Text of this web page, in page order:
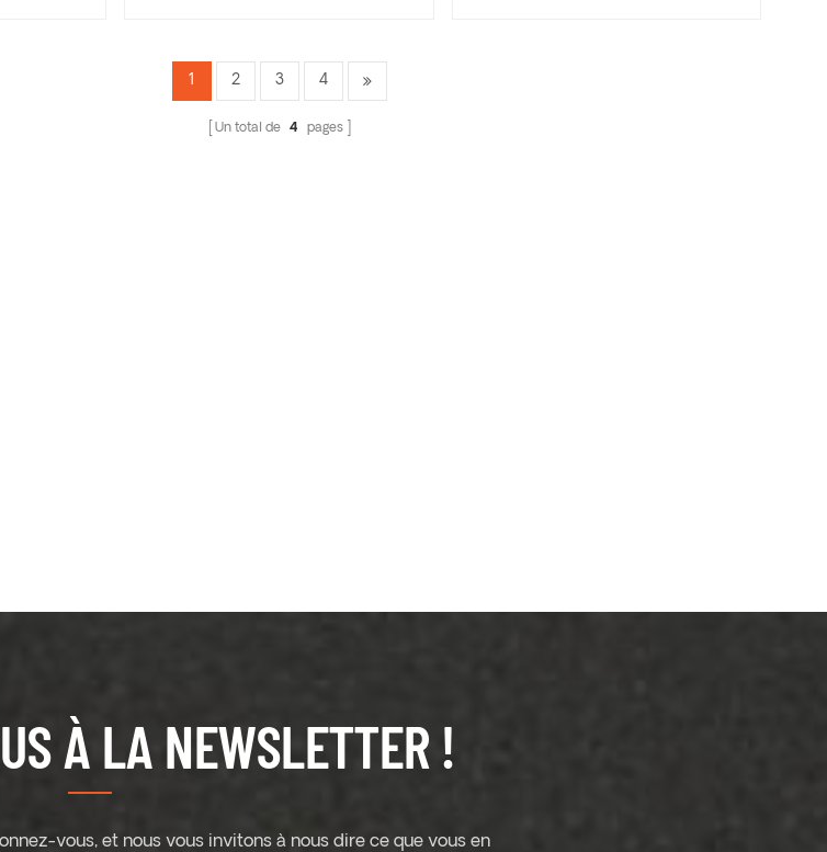
d'économiser sur les coûts d'inventaire,
une grande variété de crochets de toit
1 2 3 4
Un total de 4 pages
À LA NEWSLETTER !
vous, et nous vous invitons à nous dire ce que vous en